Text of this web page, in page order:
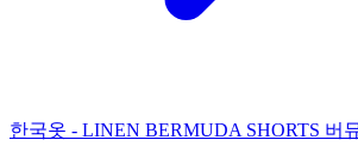
한국옷 - LINEN BERMUDA SHORTS 버